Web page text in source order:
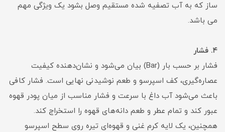
ساز که به آب تصفیه شده مستقیم وصل بشود یک ویژگی مهم
می باشد.
۴. فشار
فشار بر حسب بار (Bar) بیان می‌شود و نشان‌دهنده کیفیت
عصاره‌گیری، کف اسپرسو و طعم نوشیدنی نهایی است. فشار کافی
باعث می‌شود آب داغ با سرعت و فشار مناسب از میان پودر قهوه
عبور کند و تمام عطر و طعم دانه‌های قهوه را استخراج کند.
همچنین، یک لایه کرم غنی و قهوه‌ای تیره روی سطح اسپرسو